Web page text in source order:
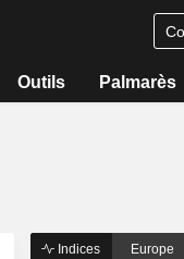
Outils Palmarès
Indices Europe